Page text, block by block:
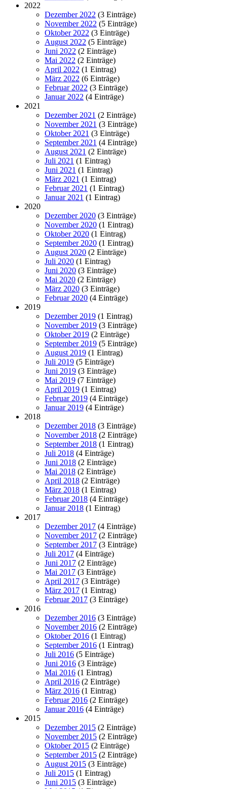
2022
Dezember 2022 (3 Einträge)
November 2022 (5 Einträge)
Oktober 2022 (3 Einträge)
August 2022 (5 Einträge)
Juni 2022 (2 Einträge)
Mai 2022 (2 Einträge)
April 2022 (1 Eintrag)
März 2022 (6 Einträge)
Februar 2022 (3 Einträge)
Januar 2022 (4 Einträge)
2021
Dezember 2021 (2 Einträge)
November 2021 (3 Einträge)
Oktober 2021 (3 Einträge)
September 2021 (4 Einträge)
August 2021 (2 Einträge)
Juli 2021 (1 Eintrag)
Juni 2021 (1 Eintrag)
März 2021 (1 Eintrag)
Februar 2021 (1 Eintrag)
Januar 2021 (1 Eintrag)
2020
Dezember 2020 (3 Einträge)
November 2020 (1 Eintrag)
Oktober 2020 (1 Eintrag)
September 2020 (1 Eintrag)
August 2020 (2 Einträge)
Juli 2020 (1 Eintrag)
Juni 2020 (3 Einträge)
Mai 2020 (2 Einträge)
März 2020 (3 Einträge)
Februar 2020 (4 Einträge)
2019
Dezember 2019 (1 Eintrag)
November 2019 (3 Einträge)
Oktober 2019 (2 Einträge)
September 2019 (5 Einträge)
August 2019 (1 Eintrag)
Juli 2019 (5 Einträge)
Juni 2019 (3 Einträge)
Mai 2019 (7 Einträge)
April 2019 (1 Eintrag)
Februar 2019 (4 Einträge)
Januar 2019 (4 Einträge)
2018
Dezember 2018 (3 Einträge)
November 2018 (2 Einträge)
September 2018 (1 Eintrag)
Juli 2018 (4 Einträge)
Juni 2018 (2 Einträge)
Mai 2018 (2 Einträge)
April 2018 (2 Einträge)
März 2018 (1 Eintrag)
Februar 2018 (4 Einträge)
Januar 2018 (1 Eintrag)
2017
Dezember 2017 (4 Einträge)
November 2017 (2 Einträge)
September 2017 (3 Einträge)
Juli 2017 (4 Einträge)
Juni 2017 (2 Einträge)
Mai 2017 (3 Einträge)
April 2017 (3 Einträge)
März 2017 (1 Eintrag)
Februar 2017 (3 Einträge)
2016
Dezember 2016 (3 Einträge)
November 2016 (2 Einträge)
Oktober 2016 (1 Eintrag)
September 2016 (1 Eintrag)
Juli 2016 (5 Einträge)
Juni 2016 (3 Einträge)
Mai 2016 (1 Eintrag)
April 2016 (2 Einträge)
März 2016 (1 Eintrag)
Februar 2016 (2 Einträge)
Januar 2016 (4 Einträge)
2015
Dezember 2015 (2 Einträge)
November 2015 (2 Einträge)
Oktober 2015 (2 Einträge)
September 2015 (2 Einträge)
August 2015 (3 Einträge)
Juli 2015 (1 Eintrag)
Juni 2015 (3 Einträge)